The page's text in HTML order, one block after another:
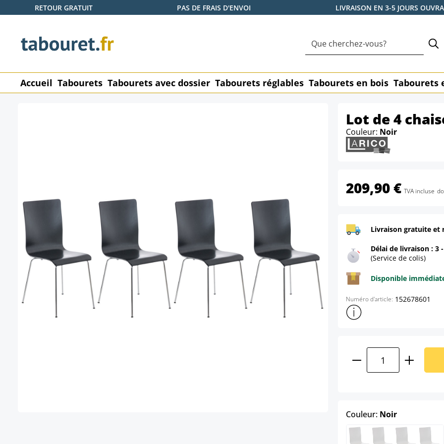
au contenu principal
Passer à la recherche
Passer à la navigation principale
RETOUR GRATUIT PAS DE FRAIS D'ENVOI LIVRAISON EN 3-5 JOURS
Accueil Tabourets Tabourets avec dossier Tabourets réglables Tabourets en bois Tabourets
Lot de 4
Couleur: Noir
209,90 € TVA incluse
Livraison gratuite et
Délai de livraison : 3
(Service de colis)
Disponible
Numéro d'article: 152678601
Afficher plus d'informations
Quantité de
Couleur: Noirselect